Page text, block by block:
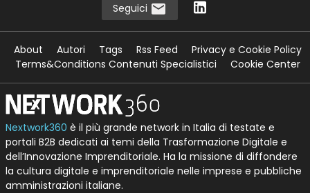
Seguici
About Autori Tags Rss Feed
Privacy e Cookie Policy
Terms&Conditions Contenuti Specialistici
Cookie Center
Nextwork360 è il più grande network in Italia di testate e
portali B2B dedicati ai temi della Trasformazione Digitale e
dell’Innovazione Imprenditoriale. Ha la missione di diffondere
la cultura digitale e imprenditoriale nelle imprese e pubbliche
amministrazioni italiane.